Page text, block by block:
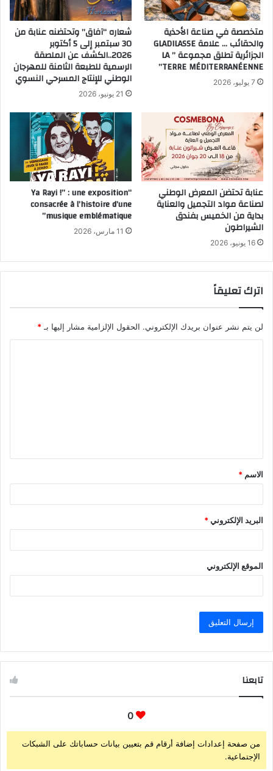
متخصصة في صناعة الأحذية
والحقائب … علامة GLADILASSE
الجزائرية تطلق مجموعة ” LA
TERRE MÉDITERRANÉENNE”
7 يوليو، 2026
شعاره “آفاق” وتحتضنه عنابة من
30 سبتمبر إلى 5 أكتوبر
2026..الكشف عن الملصقة
الرسمية للطبعة الثامنة للمهرجان
الوطني للإنتاج المسرحي النسوي
21 يونيو، 2026
عنابة تحتضن المعرض الوطني
لصناعة مواد التجميل والعناية
بداية من الخميس بفندق
الشيراطون
16 يونيو، 2026
“Ya Rayi !” : une exposition
consacrée à l’histoire d’une
musique emblématique”
11 مارس، 2026
اترك تعليقاً
لن يتم نشر عنوان بريدك الإلكتروني. الحقول الإلزامية مشار إليها بـ *
ق
*
الاسم *
البريد الإلكتروني*
الموقع الإلكتروني
تابعنا
0
من صفحة إعدادات إضافة أرقام قم بتعيين بيانات حساباتك على الشبكات
الإجتماعية.